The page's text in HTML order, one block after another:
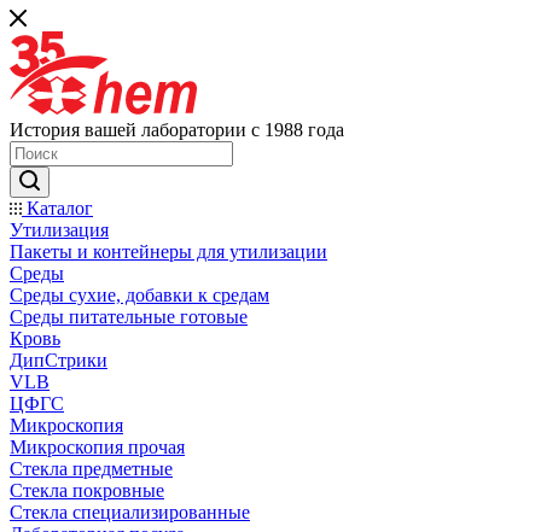
История вашей лаборатории с 1988 года
Каталог
Утилизация
Пакеты и контейнеры для утилизации
Среды
Среды сухие, добавки к средам
Среды питательные готовые
Кровь
ДипСтрики
VLB
ЦФГС
Микроскопия
Микроскопия прочая
Стекла предметные
Стекла покровные
Стекла специализированные